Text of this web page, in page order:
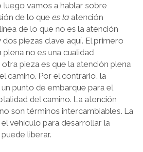
luego vamos a hablar sobre
de lo que es laatención
de lo que no es la atención
dos piezas clave aquí. El primero
no es una cualidad
pieza es que la atención plena
camino. Por el contrario, la
punto de embarque para el
del camino. La atención
son términos intercambiables. La
vehículo para desarrollar la
liberar.